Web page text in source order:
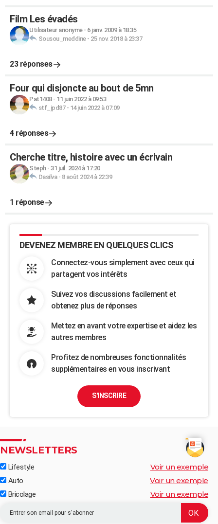
Film Les évadés
Utilisateur anonyme- 6 janv. 2009 à 18:35
Sousou_meddine- 25 nov. 2018 à 23:37
23 réponses
Four qui disjoncte au bout de 5mn
Pat1408- 11 juin 2022 à 09:53
stf_jpd87- 14 juin 2022 à 07:09
4 réponses
Cherche titre, histoire avec un écrivain
Steph- 31 juil. 2024 à 17:20
Dasilva- 8 août 2024 à 22:39
1 réponse
DEVENEZ MEMBRE EN QUELQUES CLICS
Connectez-vous simplement avec ceux qui
partagent vos intérêts
Suivez vos discussions facilement et
obtenez plus de réponses
Mettez en avant votre expertise et aidez les
autres membres
Profitez de nombreuses fonctionnalités
supplémentaires en vous inscrivant
S'INSCRIRE
NEWSLETTERS
Lifestyle Voir un exemple
Auto Voir un exemple
Bricolage Voir un exemple